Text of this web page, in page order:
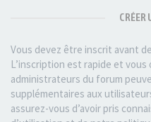
CRÉER
Vous devez être inscrit avant
L’inscription est rapide et
administrateurs du forum
supplémentaires aux
assurez-vous d’avoir pris